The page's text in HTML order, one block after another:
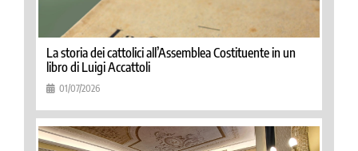
La storia dei cattolici all’Assemblea Costituente in un
libro di Luigi Accattoli
01/07/2026